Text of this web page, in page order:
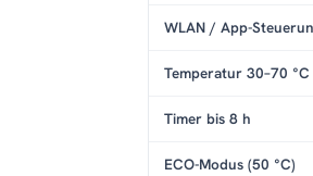
WLAN / App-
Temperatur 30–70 °C
Timer bis 8 h
ECO-Modus (50 °C)